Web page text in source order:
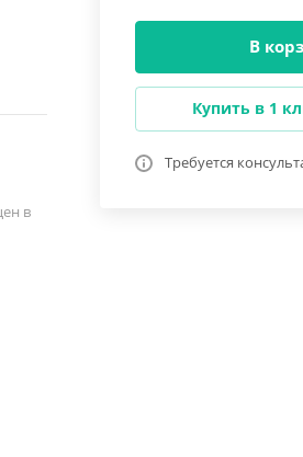
В
Купить в 1
Требуется
в